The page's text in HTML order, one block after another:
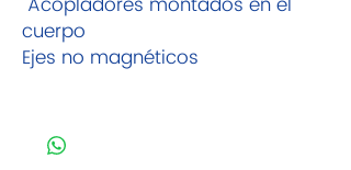
cuerpo
Ejes no magnéticos